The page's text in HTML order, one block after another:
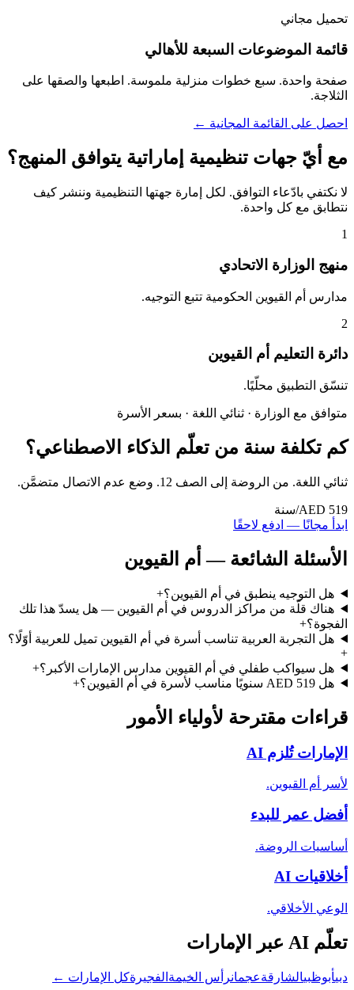
تحميل مجاني
قائمة الموضوعات السبعة للأهالي
صفحة واحدة. سبع خطوات منزلية ملموسة. اطبعها والصقها على
الثلاجة.
احصل على القائمة المجانية ←
مع أيّ جهات تنظيمية إماراتية يتوافق المنهج؟
لا نكتفي بادّعاء التوافق. لكل إمارة جهتها التنظيمية وننشر كيف
نتطابق مع كل واحدة.
1
منهج الوزارة الاتحادي
مدارس أم القيوين الحكومية تتبع التوجيه.
2
دائرة التعليم أم القيوين
تنسّق التطبيق محلّيًا.
متوافق مع الوزارة · ثنائي اللغة · بسعر الأسرة
كم تكلفة سنة من تعلّم الذكاء الاصطناعي؟
ثنائي اللغة. من الروضة إلى الصف 12. وضع عدم الاتصال متضمَّن.
AED 519/سنة
ابدأ مجانًا — ادفع لاحقًا
الأسئلة الشائعة — أم القيوين
هل التوجيه ينطبق في أم القيوين؟+
هناك قلّة من مراكز الدروس في أم القيوين — هل يسدّ هذا تلك
الفجوة؟+
هل التجربة العربية تناسب أسرة في أم القيوين تميل للعربية أوّلًا؟
+
هل سيواكب طفلي في أم القيوين مدارس الإمارات الأكبر؟+
هل AED 519 سنويًا مناسب لأسرة في أم القيوين؟
+
قراءات مقترحة لأولياء الأمور
الإمارات تُلزم AI
لأسر أم القيوين.
أفضل عمر للبدء
أساسيات الروضة.
أخلاقيات AI
الوعي الأخلاقي.
تعلّم AI عبر الإمارات
دبيأبوظبيالشارقةعجمانرأس الخيمة الفجيرةكل الإمارات ←